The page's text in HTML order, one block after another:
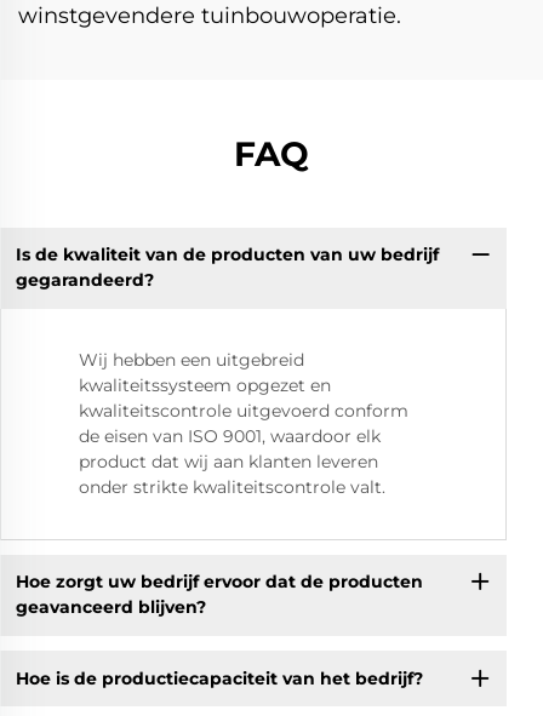
winstgevendere tuinbouwoperatie.
FAQ
Is de kwaliteit van de producten van uw bedrijf
gegarandeerd?
Wij hebben een uitgebreid
kwaliteitssysteem opgezet en
kwaliteitscontrole uitgevoerd conform
de eisen van ISO 9001, waardoor elk
product dat wij aan klanten leveren
onder strikte kwaliteitscontrole valt.
Hoe zorgt uw bedrijf ervoor dat de producten
geavanceerd blijven?
Hoe is de productiecapaciteit van het bedrijf?